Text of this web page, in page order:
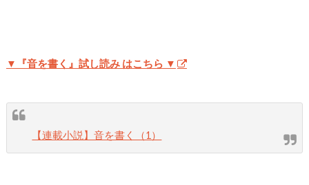
▼『音を書く』試し読み はこちら ▼
【連載小説】音を書く（1）